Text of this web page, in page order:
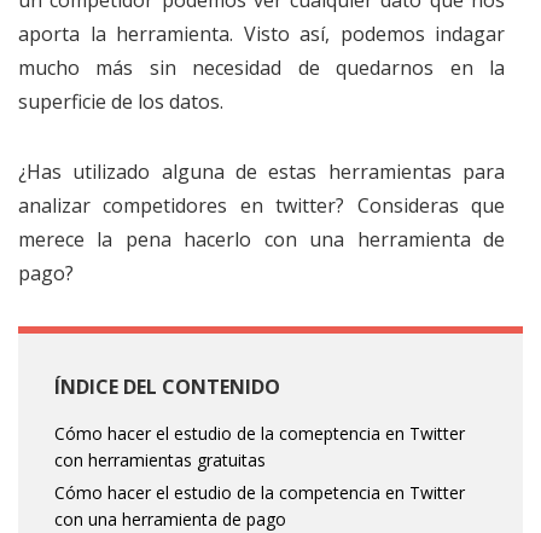
aporta la herramienta. Visto así, podemos indagar
mucho más sin necesidad de quedarnos en la
superficie de los datos.
¿Has utilizado alguna de estas herramientas para
analizar competidores en twitter? Consideras que
merece la pena hacerlo con una herramienta de
pago?
ÍNDICE DEL CONTENIDO
Cómo hacer el estudio de la comeptencia en Twitter
con herramientas gratuitas
Cómo hacer el estudio de la competencia en Twitter
con una herramienta de pago